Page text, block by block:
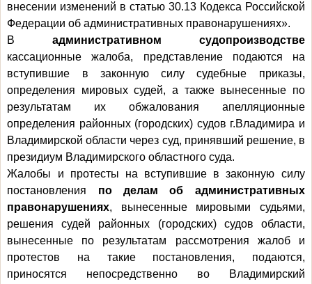
внесении изменений в статью 30.13 Кодекса Российской
Федерации об административных правонарушениях».
В административном судопроизводстве
кассационные жалоба, представление подаются на
вступившие в законную силу судебные приказы,
определения мировых судей, а также вынесенные по
результатам их обжалования апелляционные
определения районных (городских) судов г.Владимира и
Владимирской области через суд, принявший решение, в
президиум Владимирского областного суда.
Жалобы и протесты на вступившие в законную силу
постановления по делам об административных
правонарушениях, вынесенные мировыми судьями,
решения судей районных (городских) судов области,
вынесенные по результатам рассмотрения жалоб и
протестов на такие постановления, подаются,
приносятся непосредственно во Владимирский